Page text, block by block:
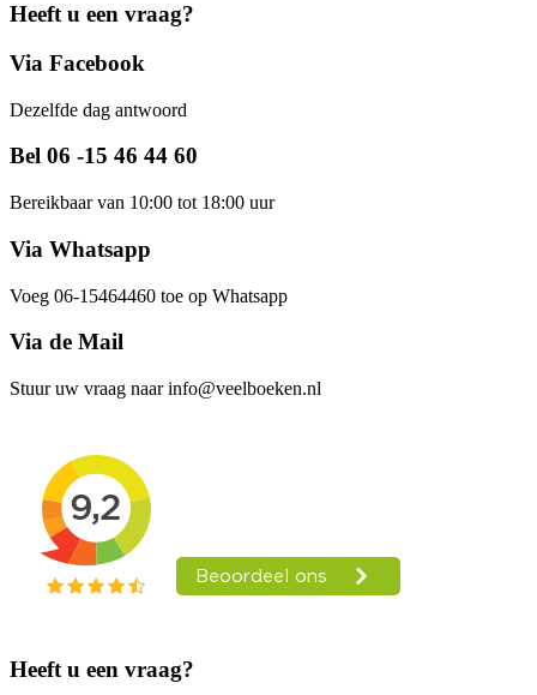
Heeft u een vraag?
Via Facebook
Dezelfde dag antwoord
Bel 06 -15 46 44 60
Bereikbaar van 10:00 tot 18:00 uur
Via Whatsapp
Voeg 06-15464460 toe op Whatsapp
Via de Mail
Stuur uw vraag naar info@veelboeken.nl
Heeft u een vraag?